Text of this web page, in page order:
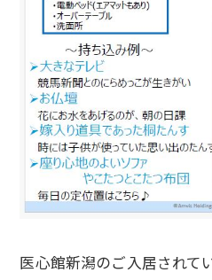
医心館新潟のご入居されて